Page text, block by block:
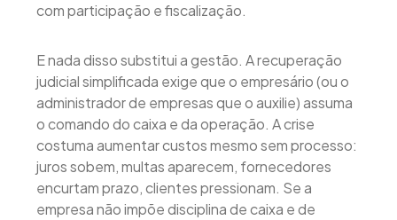
com participação e fiscalização.
E nada disso substitui a gestão. A recuperação
judicial simplificada exige que o empresário (ou o
administrador de empresas que o auxilie) assuma
o comando do caixa e da operação. A crise
costuma aumentar custos mesmo sem processo:
juros sobem, multas aparecem, fornecedores
encurtam prazo, clientes pressionam. Se a
empresa não impõe disciplina de caixa e de